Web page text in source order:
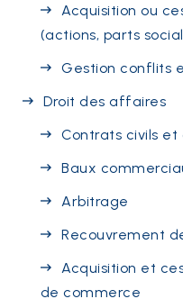
Acquisition ou
(actions, parts
Gestion conflits
Droit des affaires
Contrats civils
Baux
Arbitrage
Recouvrement
Acquisition et
de commerce